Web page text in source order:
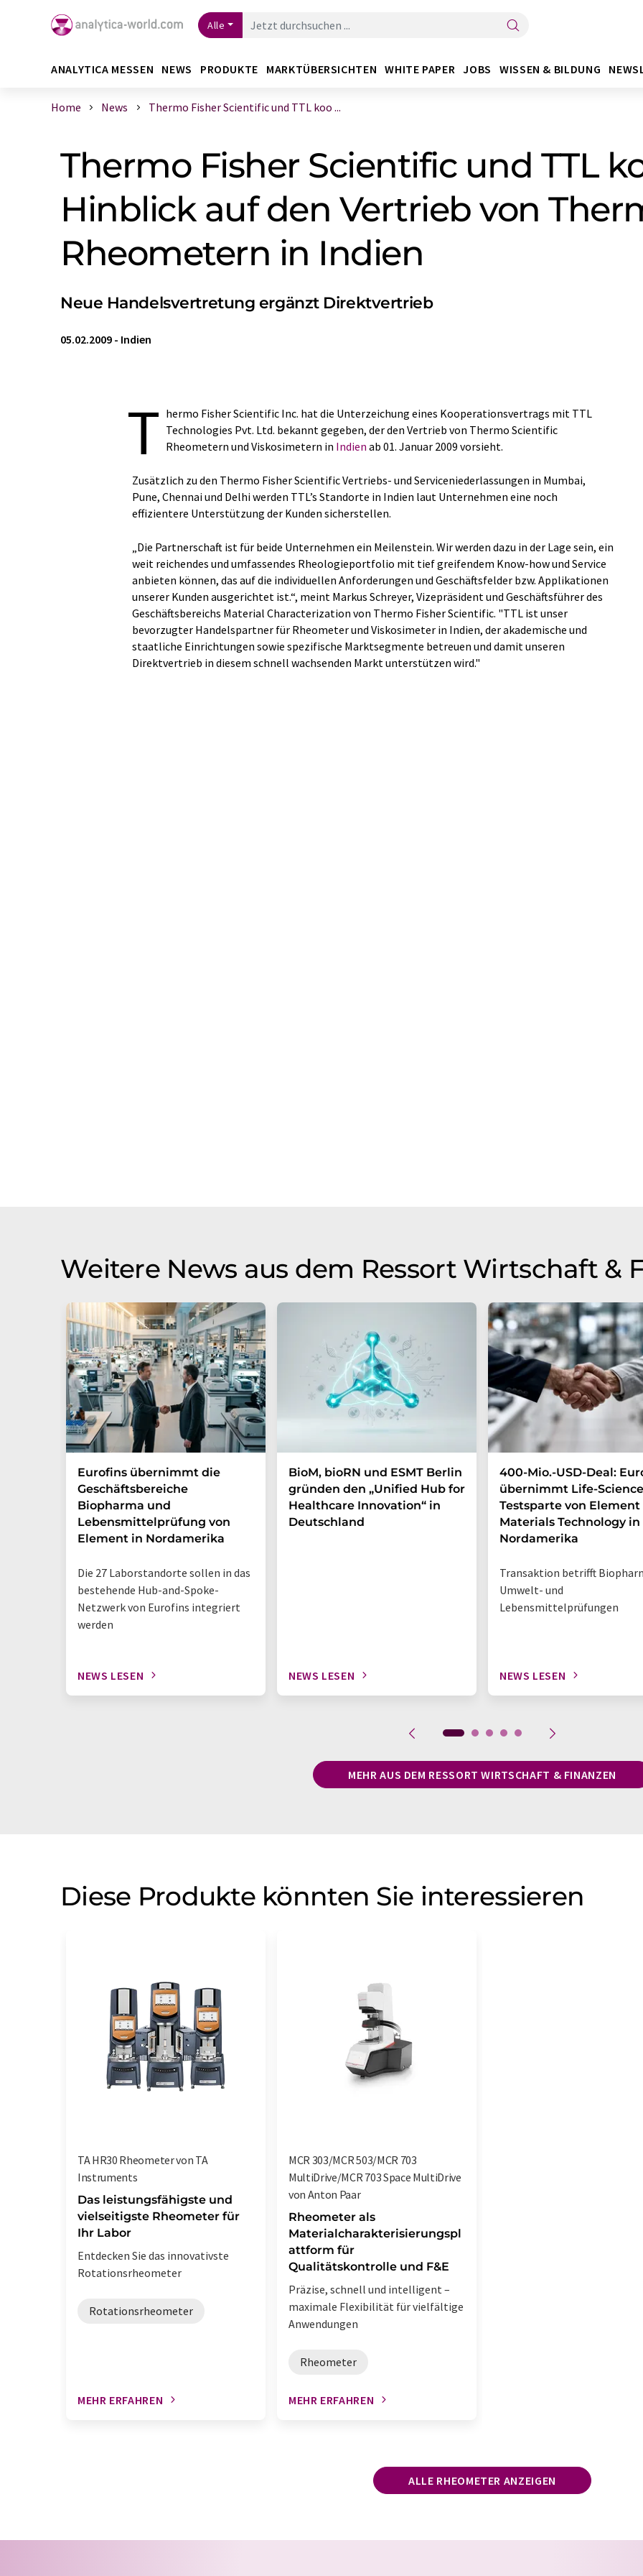
Alle
ANALYTICA MESSEN NEWS PRODUKTE MARKTÜBERSICHTEN WHITE PAPER JOBS WISSEN & BILDUNG
Home News Thermo Fisher Scientific und TTL koo ...
Thermo Fisher Scientific und TTL
Hinblick auf den Vertrieb von
Rheometern in Indien
Neue Handelsvertretung ergänzt Direktvertrieb
05.02.2009 - Indien
T hermo Fisher Scientific Inc. hat die Unterzeichung eines Kooperationsvertrags mit TTL
Technologies Pvt. Ltd. bekannt gegeben, der den Vertrieb von Thermo Scientific
Rheometern und Viskosimetern in Indien ab 01. Januar 2009 vorsieht.
Zusätzlich zu den Thermo Fisher Scientific Vertriebs- und Serviceniederlassungen in Mumbai,
Pune, Chennai und Delhi werden TTL’s Standorte in Indien laut Unternehmen eine noch
effizientere Unterstützung der Kunden sicherstellen.
„Die Partnerschaft ist für beide Unternehmen ein Meilenstein. Wir werden dazu in der Lage sein, ein
weit reichendes und umfassendes Rheologieportfolio mit tief greifendem Know-how und Service
anbieten können, das auf die individuellen Anforderungen und Geschäftsfelder bzw. Applikationen
unserer Kunden ausgerichtet ist.“, meint Markus Schreyer, Vizepräsident und Geschäftsführer des
Geschäftsbereichs Material Characterization von Thermo Fisher Scientific. "TTL ist unser
bevorzugter Handelspartner für Rheometer und Viskosimeter in Indien, der akademische und
staatliche Einrichtungen sowie spezifische Marktsegmente betreuen und damit unseren
Direktvertrieb in diesem schnell wachsenden Markt unterstützen wird."
Weitere News aus dem Ressort Wirtschaft &
Eurofins übernimmt die
Geschäftsbereiche
Biopharma und
Lebensmittelprüfung von
Element in Nordamerika
Die 27 Laborstandorte sollen in das
bestehende Hub-and-Spoke-
Netzwerk von Eurofins integriert
werden
NEWS LESEN
BioM, bioRN und ESMT Berlin
gründen den „Unified Hub for
Healthcare Innovation“ in
Deutschland
NEWS LESEN
400-Mio.-USD-Deal:
übernimmt Life-
Testsparte von Element
Materials Technology in
Nordamerika
Transaktion betrifft
Umwelt- und
Lebensmittelprüfungen
NEWS LESEN
MEHR AUS DEM RESSORT WIRTSCHAFT & FINANZEN
Diese Produkte könnten Sie interessieren
TA HR30 Rheometer von TA
Instruments
Das leistungsfähigste und
vielseitigste Rheometer für
Ihr Labor
Entdecken Sie das innovativste
Rotationsrheometer
Rotationsrheometer
MEHR ERFAHREN
MCR 303/MCR 503/MCR 703
MultiDrive/MCR 703 Space MultiDrive
von Anton Paar
Rheometer als
Materialcharakterisierungspl
attform für
Qualitätskontrolle und F&E
Präzise, schnell und intelligent –
maximale Flexibilität für vielfältige
Anwendungen
Rheometer
MEHR ERFAHREN
ALLE RHEOMETER ANZEIGEN